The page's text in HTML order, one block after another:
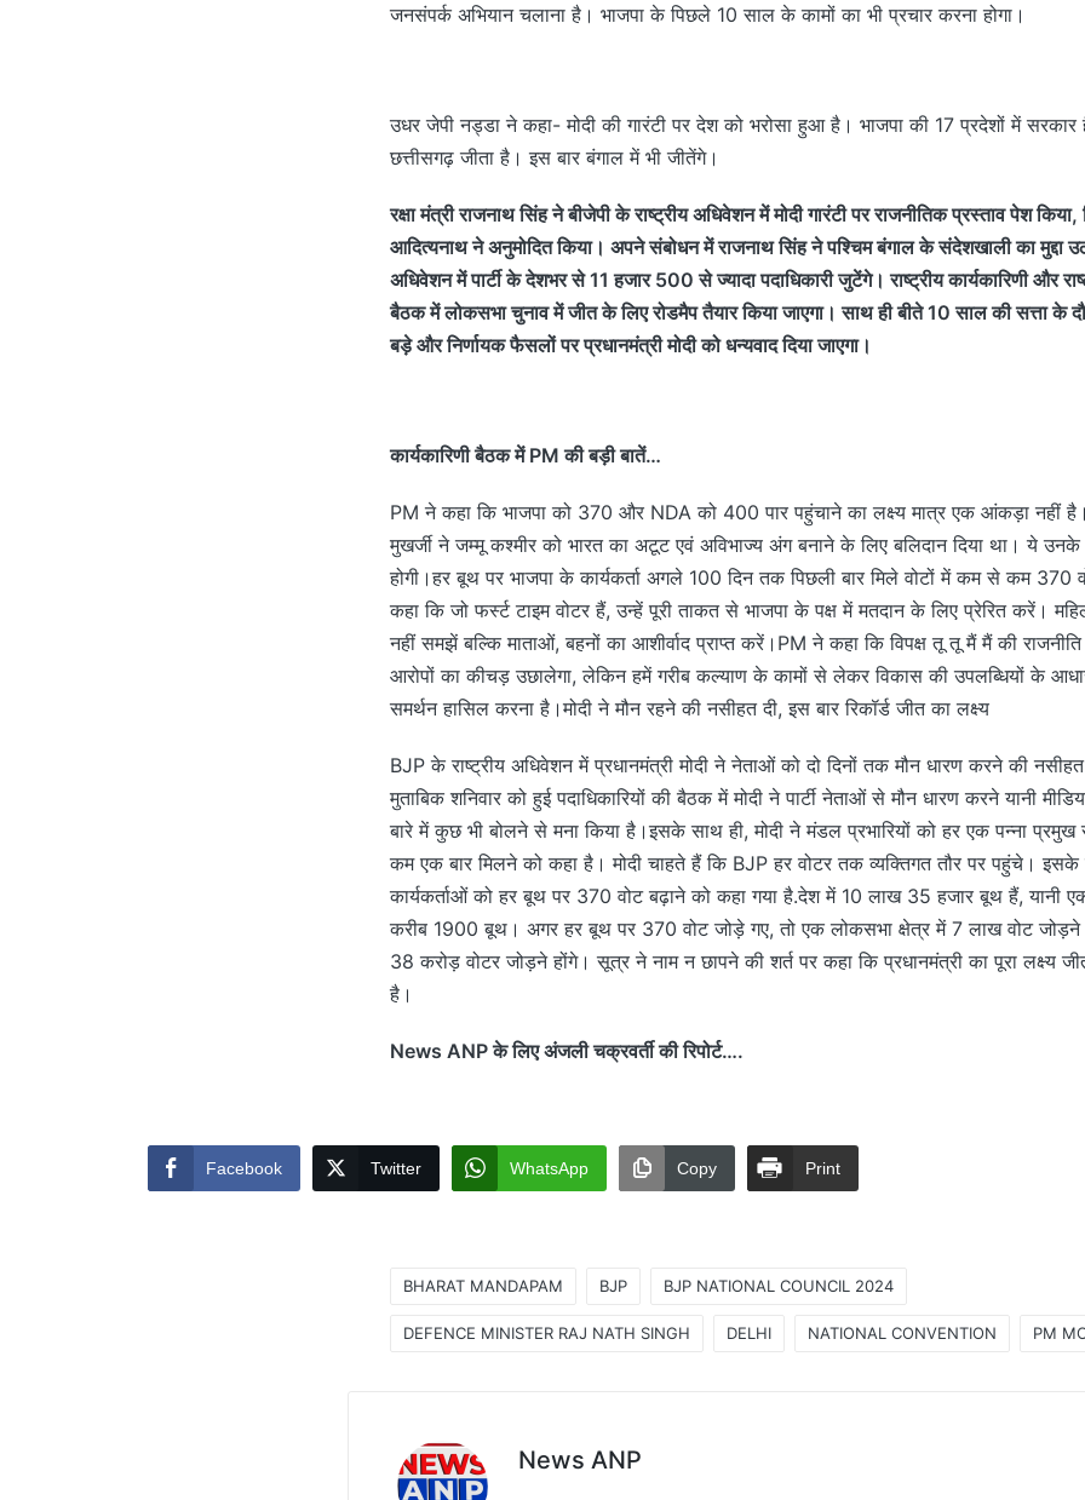
जनसंपर्क अभियान चलाना है। भाजपा के पिछले 10 साल के कामों का भी प्रचार करना होगा।
उधर जेपी नड्डा ने कहा- मोदी की गारंटी पर देश को भरोसा हुआ है। भाजपा की 17 प्रदेशों में
छत्तीसगढ़ जीता है। इस बार बंगाल में भी जीतेंगे।
रक्षा मंत्री राजनाथ सिंह ने बीजेपी के राष्ट्रीय अधिवेशन में मोदी गारंटी पर राजनीतिक प्रस्ताव पेश
आदित्यनाथ ने अनुमोदित किया। अपने संबोधन में राजनाथ सिंह ने पश्चिम बंगाल के संदेशखाली का मुद्दा
अधिवेशन में पार्टी के देशभर से 11 हजार 500 से ज्यादा पदाधिकारी जुटेंगे। राष्ट्रीय कार्यकारिणी और
बैठक में लोकसभा चुनाव में जीत के लिए रोडमैप तैयार किया जाएगा। साथ ही बीते 10 साल की सत्ता के
बड़े और निर्णायक फैसलों पर प्रधानमंत्री मोदी को धन्यवाद दिया जाएगा।
कार्यकारिणी बैठक में PM की बड़ी बातें…
PM ने कहा कि भाजपा को 370 और NDA को 400 पार पहुंचाने का लक्ष्य मात्र एक आंकड़ा नहीं है।
मुखर्जी ने जम्मू कश्मीर को भारत का अटूट एवं अविभाज्य अंग बनाने के लिए बलिदान दिया था। ये उनके
होगी।हर बूथ पर भाजपा के कार्यकर्ता अगले 100 दिन तक पिछली बार मिले वोटों में कम से कम 370
कहा कि जो फर्स्ट टाइम वोटर हैं, उन्हें पूरी ताकत से भाजपा के पक्ष में मतदान के लिए प्रेरित करें।
नहीं समझें बल्कि माताओं, बहनों का आशीर्वाद प्राप्त करें।PM ने कहा कि विपक्ष तू तू मैं मैं की
आरोपों का कीचड़ उछालेगा, लेकिन हमें गरीब कल्याण के कामों से लेकर विकास की उपलब्धियों के
समर्थन हासिल करना है।मोदी ने मौन रहने की नसीहत दी, इस बार रिकॉर्ड जीत का लक्ष्य
BJP के राष्ट्रीय अधिवेशन में प्रधानमंत्री मोदी ने नेताओं को दो दिनों तक मौन धारण करने की
मुताबिक शनिवार को हुई पदाधिकारियों की बैठक में मोदी ने पार्टी नेताओं से मौन धारण करने यानी
बारे में कुछ भी बोलने से मना किया है।इसके साथ ही, मोदी ने मंडल प्रभारियों को हर एक पन्ना
कम एक बार मिलने को कहा है। मोदी चाहते हैं कि BJP हर वोटर तक व्यक्तिगत तौर पर पहुंचे।
कार्यकर्ताओं को हर बूथ पर 370 वोट बढ़ाने को कहा गया है.देश में 10 लाख 35 हजार बूथ हैं, यानी
करीब 1900 बूथ। अगर हर बूथ पर 370 वोट जोड़े गए, तो एक लोकसभा क्षेत्र में 7 लाख वोट
38 करोड़ वोटर जोड़ने होंगे। सूत्र ने नाम न छापने की शर्त पर कहा कि प्रधानमंत्री का पूरा लक्ष्य
है।
News ANP के लिए अंजली चक्रवर्ती की रिपोर्ट….
Facebook Twitter WhatsApp Copy Print
BHARAT MANDAPAM BJP BJP NATIONAL COUNCIL 2024
DEFENCE MINISTER RAJ NATH SINGH DELHI NATIONAL CONVENTION PM
News ANP